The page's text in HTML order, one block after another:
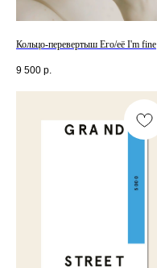
Кольцо-перевертыш Его/eё I'm fine
9 500 р.